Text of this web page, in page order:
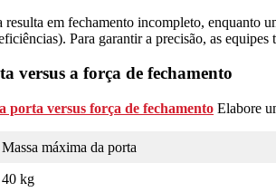
em fechamento incompleto, enquanto
Para garantir a precisão, as
versus a força de fechamento
porta versus força de fechamento Elabore
Massa máxima da porta
40 kg